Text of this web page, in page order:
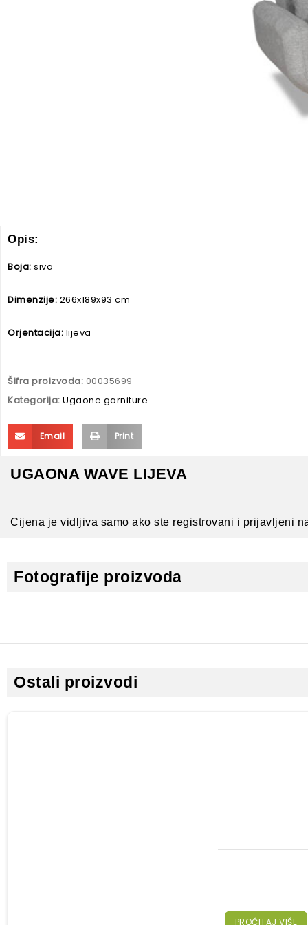
Opis:
Boja: siva
Dimenzije: 266x189x93 cm
Orjentacija: lijeva
Šifra proizvoda: 00035699
Kategorija: Ugaone garniture
Email Print
UGAONA WAVE LIJEVA
Cijena je vidljiva samo ako ste registrovani i prijavljeni
Fotografije proizvoda
Ostali proizvodi
PROČITAJ VIŠE